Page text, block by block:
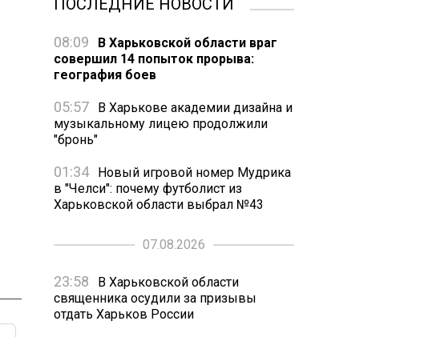
ПОСЛЕДНИЕ НОВОСТИ
08:09
В Харьковской области враг
совершил 14 попыток прорыва:
география боев
05:57
В Харькове академии дизайна и
музыкальному лицею продолжили
"бронь"
01:34
Новый игровой номер Мудрика
в "Челси": почему футболист из
Харьковской области выбрал №43
07.08.2026
23:58
В Харьковской области
священника осудили за призывы
отдать Харьков России